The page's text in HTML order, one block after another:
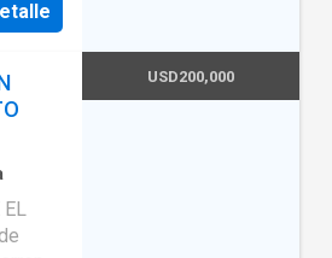
115
3
🚗
✔
EL
USD200,000